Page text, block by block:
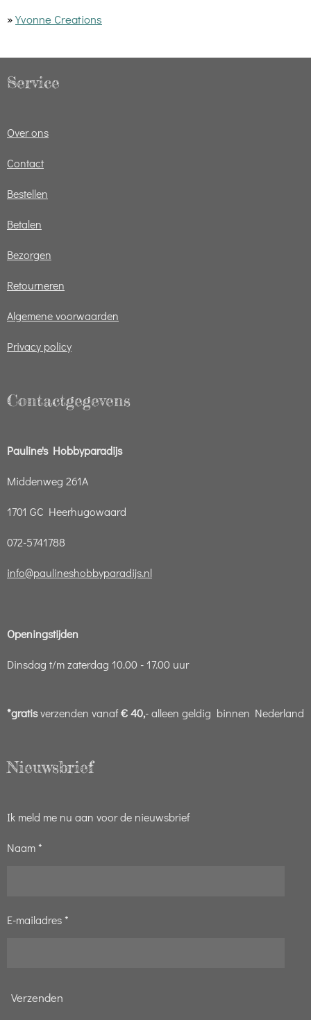
»Yvonne Creations
Service
Over ons
Contact
Bestellen
Betalen
Bezorgen
Retourneren
Algemene voorwaarden
Privacy policy
Contactgegevens
Pauline's Hobbyparadijs
Middenweg 261A
1701 GC Heerhugowaard
072-5741788
info@paulineshobbyparadijs.nl
Openingstijden
Dinsdag t/m zaterdag 10.00 - 17.00 uur
*gratisverzenden vanaf€ 40,- alleen geldig binnen Nederland
Nieuwsbrief
Ik meld me nu aan voor de nieuwsbrief
Naam *
E-mailadres *
Verzenden